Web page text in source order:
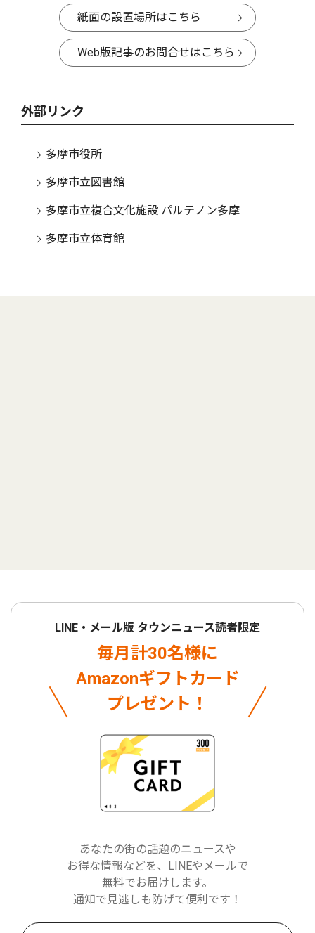
紙面の設置場所はこちら
Web版記事のお問合せはこちら
外部リンク
多摩市役所
多摩市立図書館
多摩市立複合文化施設 パルテノン多摩
多摩市立体育館
LINE・メール版 タウンニュース読者限定
毎月計30名様に
Amazonギフトカード
プレゼント！
あなたの街の話題のニュースや
お得な情報などを、LINEやメールで
無料でお届けします。
通知で見逃しも防げて便利です！